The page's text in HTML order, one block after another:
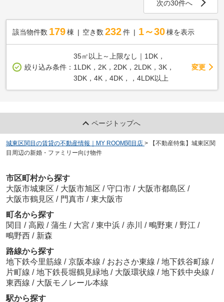
次の30件へ
該当物件数 179棟 空き数 232 件 1～30 棟を表示
絞り込み条件：
35㎡以上～上限なし｜1DK，
1LDK，2K，2DK，2LDK，3K，
3DK，4K，4DK，，4LDK以上
変更
ページトップへ
城東区関目の賃貸の不動産情報｜MY ROOM関目店 >
【不動産特集】城東区関
目周辺の新婚・ファミリー向け物件
市区町村から探す
大阪市城東区 / 大阪市旭区 / 守口市 / 大阪市都島区 /
大阪市鶴見区 / 門真市 / 東大阪市
町名から探す
関目 / 高殿 / 蒲生 / 大宮 / 東中浜 / 赤川 / 鴫野東 / 野江 /
鴫野西 / 新森
路線から探す
地下鉄今里筋線 / 京阪本線 / おおさか東線 / 地下鉄谷町線 /
片町線 / 地下鉄長堀鶴見緑地 / 大阪環状線 / 地下鉄中央線 /
東西線 / 大阪モノレール本線
駅から探す